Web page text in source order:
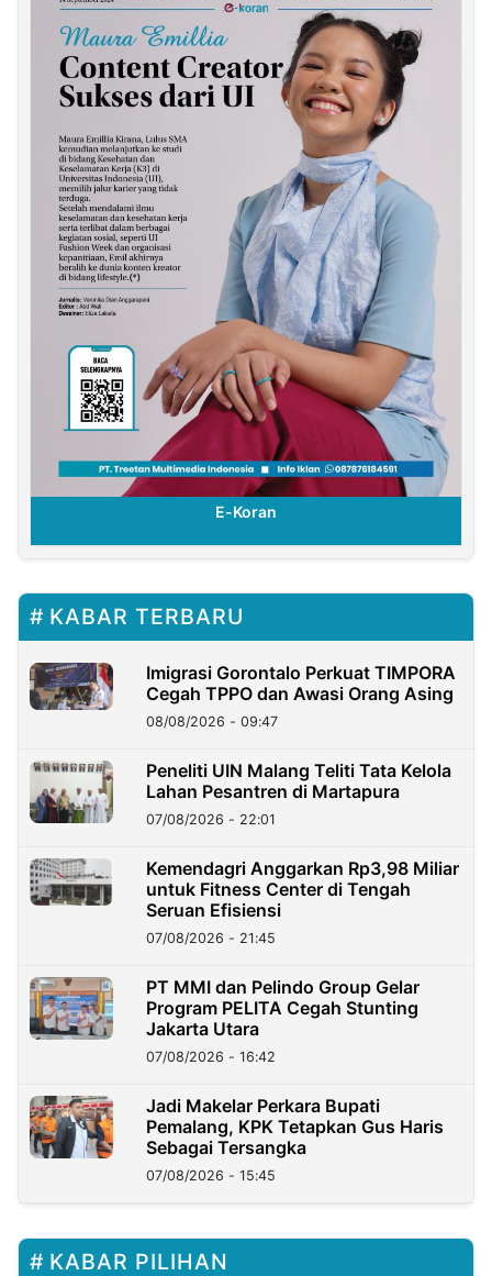
E-Koran
KABAR TERBARU
Imigrasi Gorontalo Perkuat TIMPORA
Cegah TPPO dan Awasi Orang Asing
08/08/2026 - 09:47
Peneliti UIN Malang Teliti Tata Kelola
Lahan Pesantren di Martapura
07/08/2026 - 22:01
Kemendagri Anggarkan Rp3,98 Miliar
untuk Fitness Center di Tengah
Seruan Efisiensi
07/08/2026 - 21:45
PT MMI dan Pelindo Group Gelar
Program PELITA Cegah Stunting
Jakarta Utara
07/08/2026 - 16:42
Jadi Makelar Perkara Bupati
Pemalang, KPK Tetapkan Gus Haris
Sebagai Tersangka
07/08/2026 - 15:45
KABAR PILIHAN